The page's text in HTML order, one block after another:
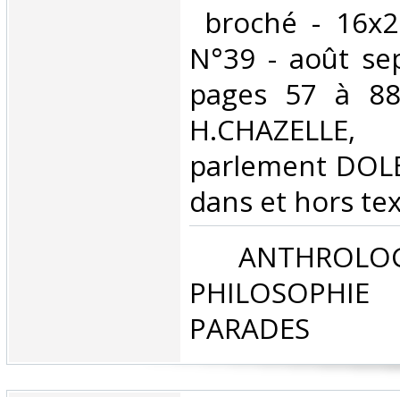
broché -
N°39 - août
pages 57 à
parlement
dans et hors
PHILOSOPHIE
PARADES‎